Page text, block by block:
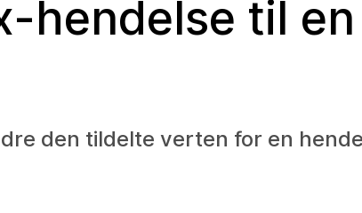
hendelse til
den tildelte verten for en